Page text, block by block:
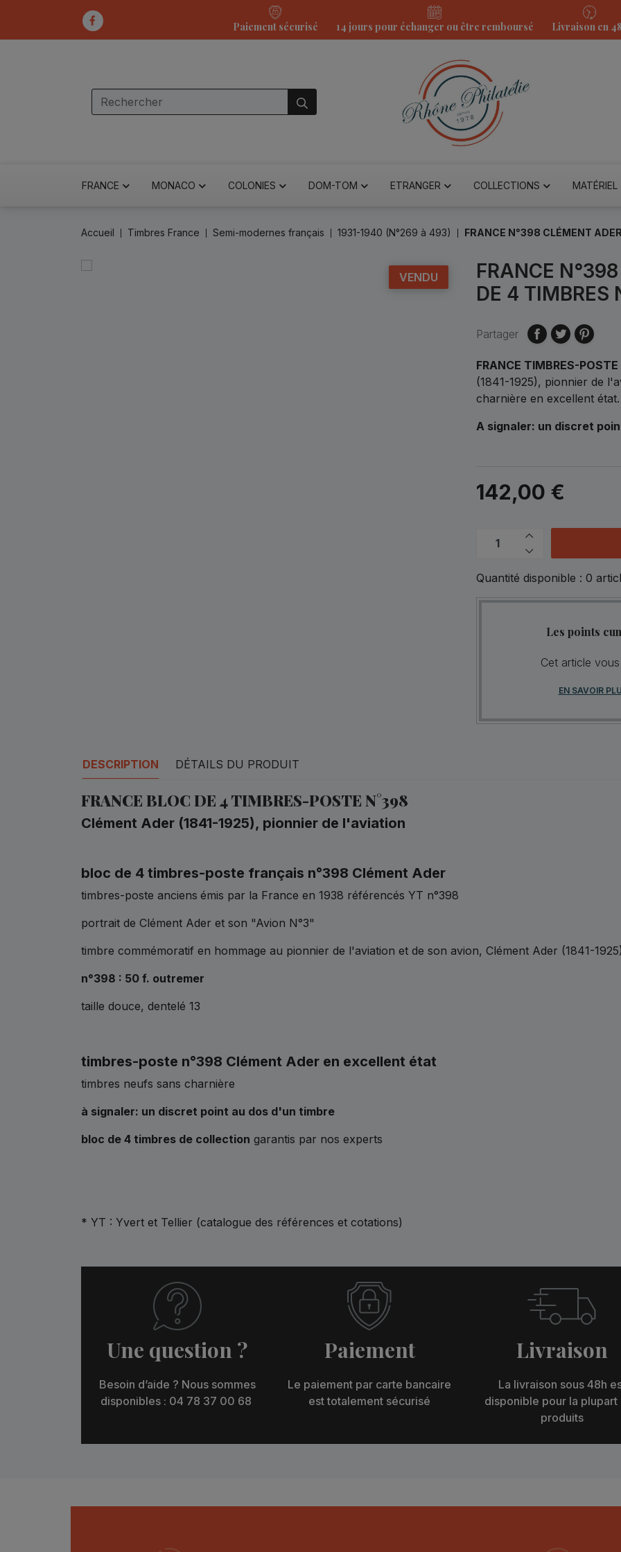
Paiement sécurisé 14 jours pour échanger ou être remboursé Livraison en
FRANCE MONACO COLONIES DOM-TOM ETRANGER COLLECTIONS MATÉRIEL
Accueil Timbres France Semi-modernes français 1931-1940 (N°269 à 493) FRANCE N°398 CLÉMENT
VENDU
FRANCE
DE 4 TIMBRES
Partager
FRANCE TIMBRES-
(1841-1925), pionnier de
charnière en excellent
A signaler: un discret
142,00 €
Quantité disponible : 0
Les points
Cet article
EN SAVOIR
DESCRIPTION DÉTAILS DU PRODUIT
FRANCE BLOC DE 4 TIMBRES-POSTE N°398
Clément Ader (1841-1925), pionnier de l'aviation
bloc de 4 timbres-poste français n°398 Clément Ader
timbres-poste anciens émis par la France en 1938 référencés YT n°398
portrait de Clément Ader et son "Avion N°3"
timbre commémoratif en hommage au pionnier de l'aviation et de son avion, Clément Ader (1841-
n°398 : 50 f. outremer
taille douce, dentelé 13
timbres-poste n°398 Clément Ader en excellent état
timbres neufs sans charnière
à signaler: un discret point au dos d'un timbre
bloc de 4 timbres de collection garantis par nos experts
* YT : Yvert et Tellier (catalogue des références et cotations)
Une question ?
Besoin d’aide ? Nous sommes
disponibles : 04 78 37 00 68
Paiement
Le paiement par carte bancaire
est totalement sécurisé
Livraison
La livraison sous 48h
disponible pour la plupart
produits